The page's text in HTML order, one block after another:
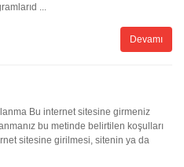
...
Devamı
Bu internet sitesine girmeniz
bu metinde belirtilen koşulları
sitesine girilmesi, sitenin ya da